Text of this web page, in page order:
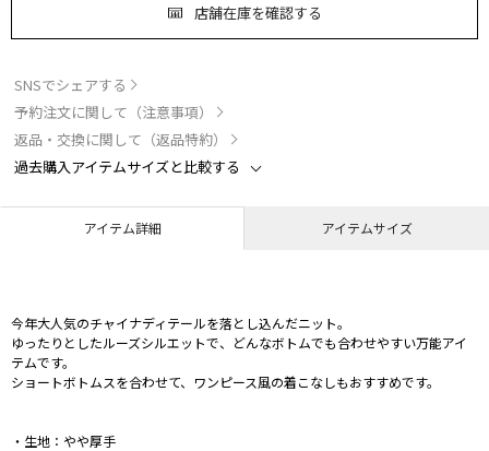
店舗在庫を確認する
SNSでシェアする
予約注文に関して（注意事項）
返品・交換に関して（返品特約）
過去購入アイテムサイズと比較する
アイテム詳細 アイテムサイズ
今年大人気のチャイナディテールを落とし込んだニット。
ゆったりとしたルーズシルエットで、どんなボトムでも合わせやすい万能アイ
テムです。
ショートボトムスを合わせて、ワンピース風の着こなしもおすすめです。
・生地：やや厚手